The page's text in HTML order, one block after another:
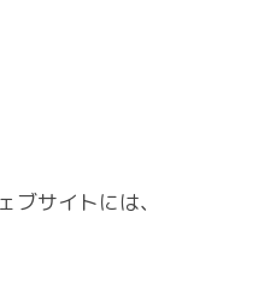
ブサイトには、